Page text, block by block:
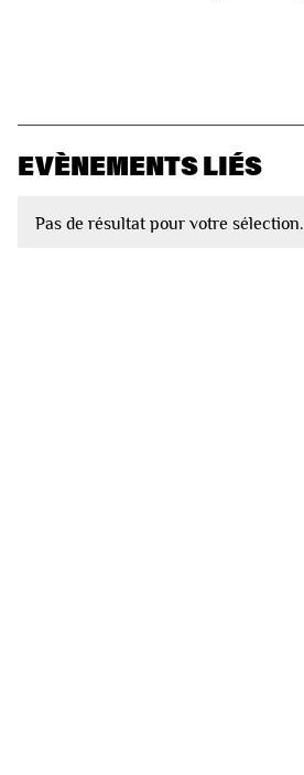
EVÈNEMENTS LIÉS
Pas de résultat pour votre sélection.